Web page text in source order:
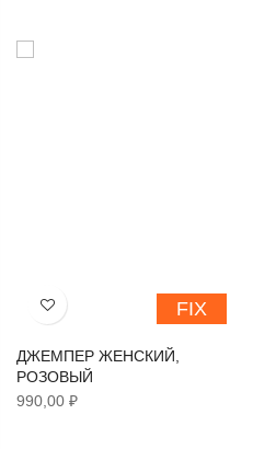
FIX
Хочу!
ДЖЕМПЕР ЖЕНСКИЙ,
РОЗОВЫЙ
990,00 ₽